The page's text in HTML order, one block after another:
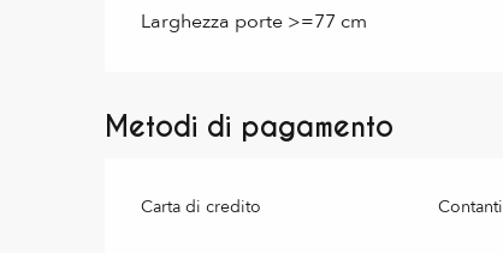
Larghezza porte >=77 cm
Metodi di pagamento
Carta di credito Contanti